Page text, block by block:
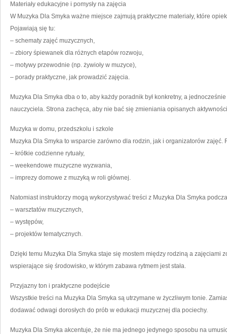
Materiały edukacyjne i pomysły na zajęcia
W Muzyka Dla Smyka ważne miejsce zajmują praktyczne materiały, które
Pojawiają się tu:
– schematy zajęć muzycznych,
– zbiory śpiewanek dla różnych etapów rozwoju,
– motywy przewodnie (np. żywioły w muzyce),
– porady praktyczne, jak prowadzić zajęcia.
Muzyka Dla Smyka dba o to, aby każdy poradnik był konkretny, a
nauczyciela. Strona zachęca, aby nie bać się zmieniania opisanych
Muzyka w domu, przedszkolu i szkole
Muzyka Dla Smyka to wsparcie zarówno dla rodzin, jak i organizatorów zajęć.
– krótkie codzienne rytuały,
– weekendowe muzyczne wyzwania,
– imprezy domowe z muzyką w roli głównej.
Natomiast instruktorzy mogą wykorzystywać treści z Muzyka Dla Smyka
– warsztatów muzycznych,
– występów,
– projektów tematycznych.
Dzięki temu Muzyka Dla Smyka staje się mostem między rodziną a zajęciami
wspierające się środowisko, w którym zabawa rytmem jest stała.
Przyjazny ton i praktyczne podejście
Wszystkie treści na Muzyka Dla Smyka są utrzymane w życzliwym tonie.
dodawać odwagi dorosłych do prób w edukacji muzycznej dla pociechy.
Muzyka Dla Smyka akcentuje, że nie ma jednego jedynego sposobu na